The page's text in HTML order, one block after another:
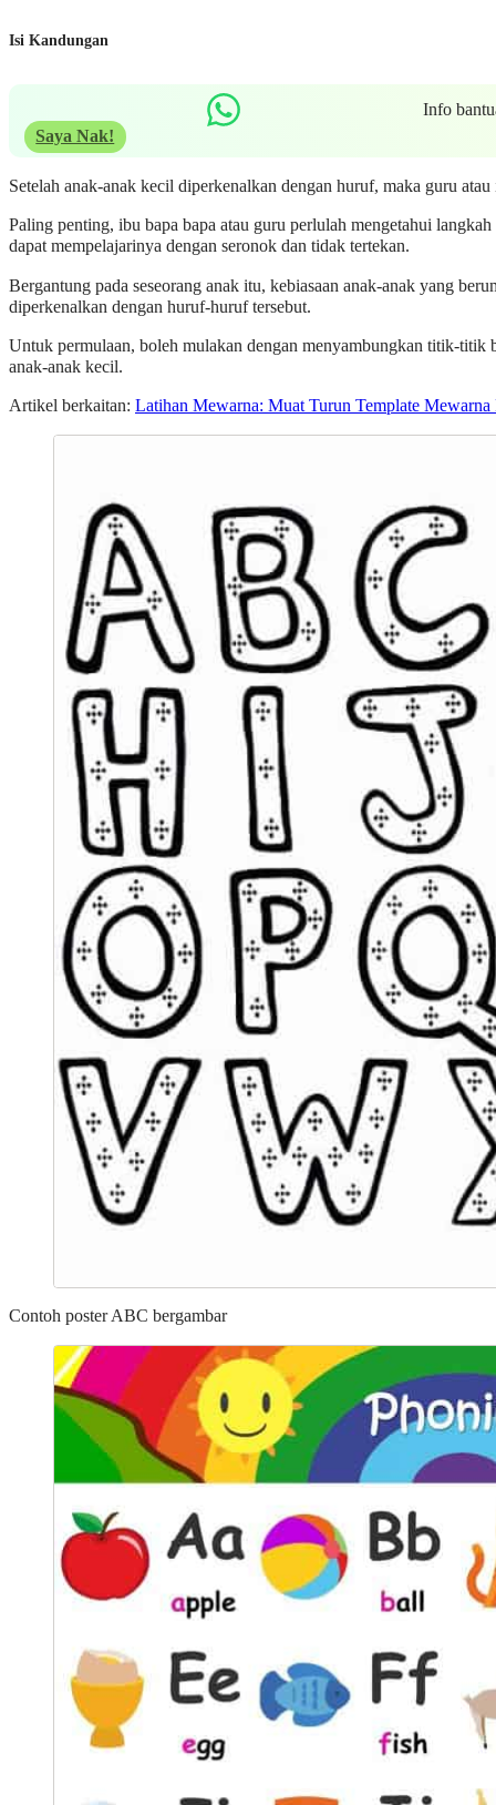
Isi Kandungan
Info
Saya Nak!
Setelah anak-anak kecil diperkenalkan dengan huruf, maka guru
Paling penting, ibu bapa bapa atau guru perlulah mengetahui
dapat mempelajarinya dengan seronok dan tidak tertekan.
Bergantung pada seseorang anak itu, kebiasaan anak-anak yang
diperkenalkan dengan huruf-huruf tersebut.
Untuk permulaan, boleh mulakan dengan menyambungkan titik-
anak-anak kecil.
Artikel berkaitan: Latihan Mewarna: Muat Turun Template Mewarna
Contoh poster ABC bergambar